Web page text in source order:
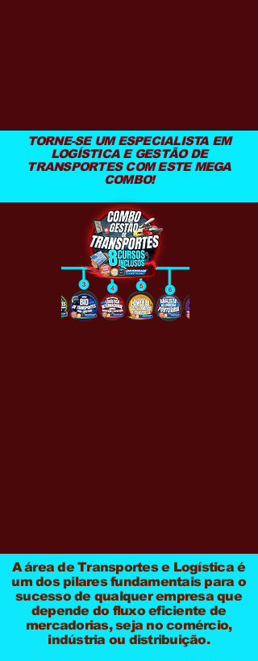
TORNE-SE UM ESPECIALISTA EM
LOGÍSTICA E GESTÃO DE
TRANSPORTES COM ESTE MEGA
COMBO!
A área de Transportes e Logística é
um dos pilares fundamentais para o
sucesso de qualquer empresa que
depende do fluxo eficiente de
mercadorias, seja no comércio,
indústria ou distribuição.